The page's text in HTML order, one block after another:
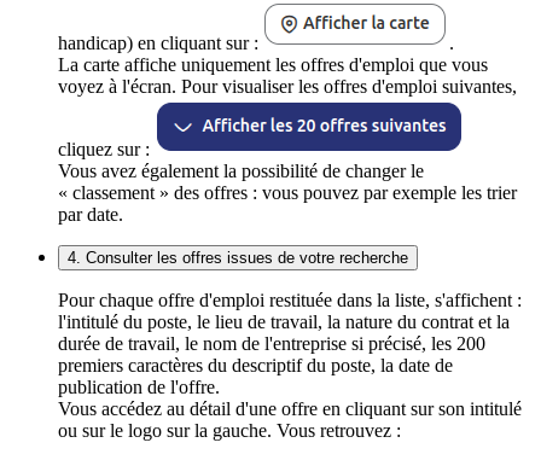
handicap) en cliquant sur :
.
La carte affiche uniquement les offres d'emploi que vous
voyez à l'écran. Pour visualiser les offres d'emploi suivantes,
cliquez sur :
Vous avez également la possibilité de changer le
« classement » des offres : vous pouvez par exemple les trier
par date.
4. Consulter les offres issues de votre recherche
Pour chaque offre d'emploi restituée dans la liste, s'affichent :
l'intitulé du poste, le lieu de travail, la nature du contrat et la
durée de travail, le nom de l'entreprise si précisé, les 200
premiers caractères du descriptif du poste, la date de
publication de l'offre.
Vous accédez au détail d'une offre en cliquant sur son intitulé
ou sur le logo sur la gauche. Vous retrouvez :